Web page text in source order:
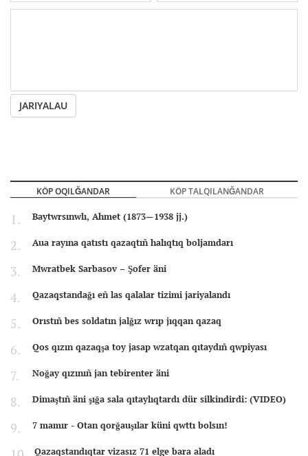
JARIYALAU
KÖP OQILĞANDAR KÖP TALQILANĞANDAR
Baytwrsınwlı, Ahmet (1873—1938 jj.)
Aua rayına qatıstı qazaqtıñ halıqtıq boljamdarı
Mwratbek Sarbasov – Şofer äni
Qazaqstandağı eñ las qalalar tizimi jariyalandı
Orıstıñ bes soldatın jalğız wrıp jıqqan qazaq
Qos qızın qazaqşa toy jasap wzatqan qıtaydıñ qwpiyası
Noğay qızınıñ jan tebirenter äni
Dimaştıñ äni şığa sala qıtaylıqtardı dür silkindirdi: (VIDEO)
7 mamır - Otan qorğauşılar küni qwttı bolsın!
Qazaqstandıqtar vizasız 71 elge bara aladı